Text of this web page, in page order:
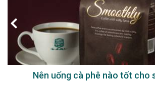
Nên uống cà phê nào tốt cho